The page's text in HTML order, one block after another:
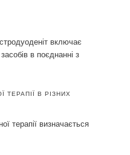
включає
в поєднанні з
В РІЗНИХ
терапії визначається